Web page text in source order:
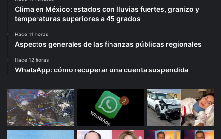
Clima en México: estados con lluvias fuertes, granizo y
temperaturas superiores a 45 grados
Hace 11 horas
Aspectos generales de las finanzas públicas regionales
Hace 12 horas
WhatsApp: cómo recuperar una cuenta suspendida